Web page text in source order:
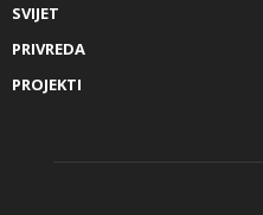
SVIJET
PRIVREDA
PROJEKTI